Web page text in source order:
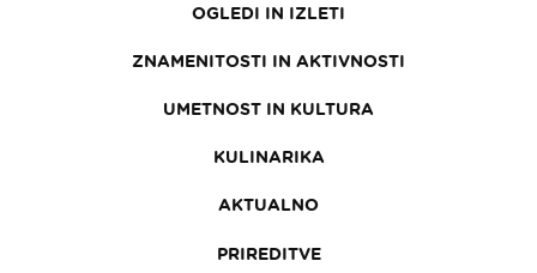
OGLEDI IN IZLETI
ZNAMENITOSTI IN AKTIVNOSTI
UMETNOST IN KULTURA
KULINARIKA
AKTUALNO
PRIREDITVE